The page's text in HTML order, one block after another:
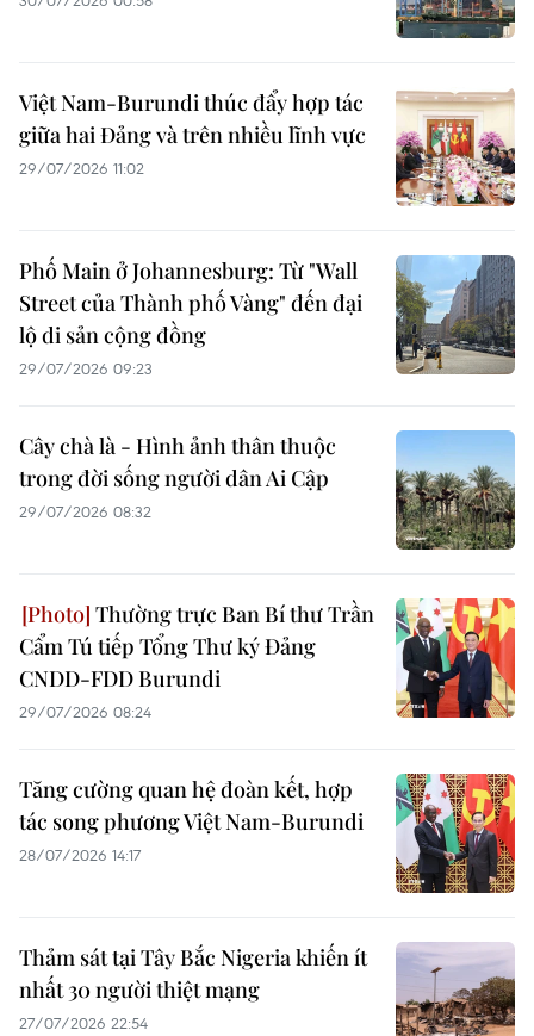
Việt Nam-Burundi thúc đẩy hợp tác
giữa hai Đảng và trên nhiều lĩnh vực
29/07/2026 11:02
Phố Main ở Johannesburg: Từ "Wall
Street của Thành phố Vàng" đến đại
lộ di sản cộng đồng
29/07/2026 09:23
Cây chà là - Hình ảnh thân thuộc
trong đời sống người dân Ai Cập
29/07/2026 08:32
Thường trực Ban Bí thư Trần
Cẩm Tú tiếp Tổng Thư ký Đảng
CNDD-FDD Burundi
29/07/2026 08:24
Tăng cường quan hệ đoàn kết, hợp
tác song phương Việt Nam-Burundi
28/07/2026 14:17
Thảm sát tại Tây Bắc Nigeria khiến ít
nhất 30 người thiệt mạng
27/07/2026 22:54